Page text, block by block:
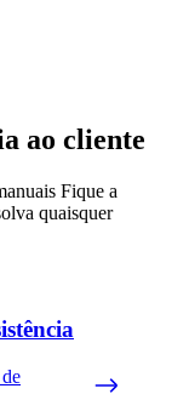
ao cliente
Fique a
quaisquer